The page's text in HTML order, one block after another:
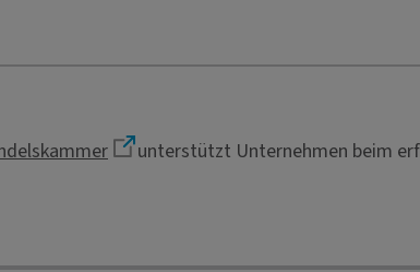
unterstützt Unternehmen beim